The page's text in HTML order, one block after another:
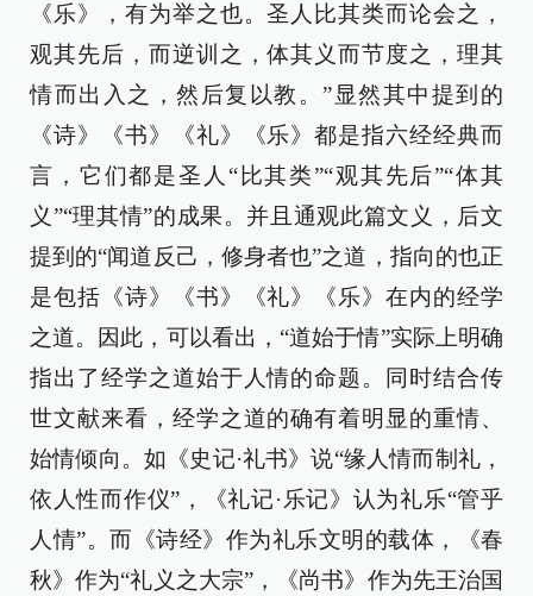
《乐》，有为举之也。圣人比其类而论会之，
观其先后，而逆训之，体其义而节度之，理其
情而出入之，然后复以教。”显然其中提到的
《诗》《书》《礼》《乐》都是指六经经典而
言，它们都是圣人“比其类”“观其先后”“体其
义”“理其情”的成果。并且通观此篇文义，后文
提到的“闻道反己，修身者也”之道，指向的也正
是包括《诗》《书》《礼》《乐》在内的经学
之道。因此，可以看出，“道始于情”实际上明确
指出了经学之道始于人情的命题。同时结合传
世文献来看，经学之道的确有着明显的重情、
始情倾向。如《史记·礼书》说“缘人情而制礼，
依人性而作仪”，《礼记·乐记》认为礼乐“管乎
人情”。而《诗经》作为礼乐文明的载体，《春
秋》作为“礼义之大宗”，《尚书》作为先王治国